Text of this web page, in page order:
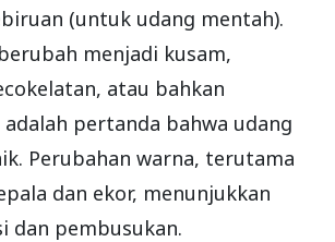
(untuk udang mentah).
menjadi kusam,
atau bahkan
pertanda bahwa udang
Perubahan warna, terutama
dan ekor, menunjukkan
dan pembusukan.